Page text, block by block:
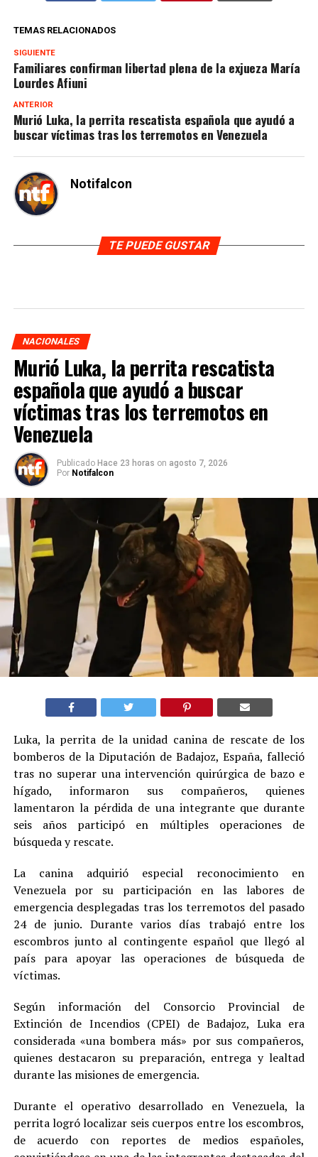
TEMAS RELACIONADOS
SIGUIENTE
Familiares confirman libertad plena de la exjueza María
Lourdes Afiuni
ANTERIOR
Murió Luka, la perrita rescatista española que ayudó a
buscar víctimas tras los terremotos en Venezuela
Notifalcon
TE PUEDE GUSTAR
NACIONALES
Murió Luka, la perrita rescatista
española que ayudó a buscar
víctimas tras los terremotos en
Venezuela
Publicado Hace 23 horas on agosto 7, 2026
Por Notifalcon
Luka, la perrita de la unidad canina de rescate de los
bomberos de la Diputación de Badajoz, España, falleció
tras no superar una intervención quirúrgica de bazo e
hígado, informaron sus compañeros, quienes
lamentaron la pérdida de una integrante que durante
seis años participó en múltiples operaciones de
búsqueda y rescate.
La canina adquirió especial reconocimiento en
Venezuela por su participación en las labores de
emergencia desplegadas tras los terremotos del pasado
24 de junio. Durante varios días trabajó entre los
escombros junto al contingente español que llegó al
país para apoyar las operaciones de búsqueda de
víctimas.
Según información del Consorcio Provincial de
Extinción de Incendios (CPEI) de Badajoz, Luka era
considerada «una bombera más» por sus compañeros,
quienes destacaron su preparación, entrega y lealtad
durante las misiones de emergencia.
Durante el operativo desarrollado en Venezuela, la
perrita logró localizar seis cuerpos entre los escombros,
de acuerdo con reportes de medios españoles,